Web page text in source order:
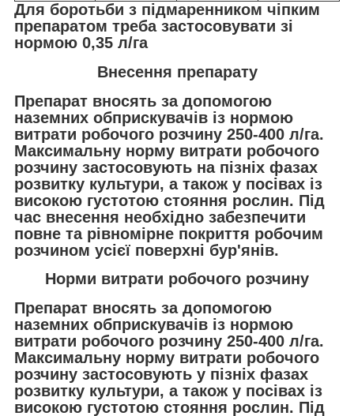
Для боротьби з підмаренником чіпким
препаратом треба застосовувати зі
нормою 0,35 л/га
Внесення препарату
Препарат вносять за допомогою
наземних обприскувачів із нормою
витрати робочого розчину 250-400 л/га.
Максимальну норму витрати робочого
розчину застосовують на пізніх фазах
розвитку культури, а також у посівах із
високою густотою стояння рослин. Під
час внесення необхідно забезпечити
повне та рівномірне покриття робочим
розчином усієї поверхні бур'янів.
Норми витрати робочого розчину
Препарат вносять за допомогою
наземних обприскувачів із нормою
витрати робочого розчину 250-400 л/га.
Максимальну норму витрати робочого
розчину застосовують у пізніх фазах
розвитку культури, а також у посівах із
високою густотою стояння рослин. Під